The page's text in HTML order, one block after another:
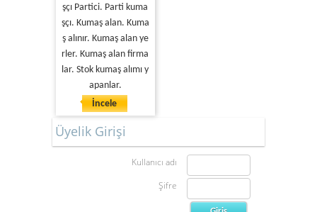
şçı Partici. Parti kuma
şçı. Kumaş alan. Kuma
ş alınır. Kumaş alan ye
rler. Kumaş alan firma
lar. Stok kumaş alımı y
apanlar.
İncele
Üyelik Girişi
Kullanıcı adı
Şifre